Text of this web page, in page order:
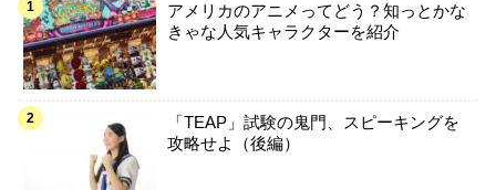
アメリカのアニメってどう？知っとかな
きゃな人気キャラクターを紹介
「TEAP」試験の鬼門、スピーキングを
攻略せよ（後編）